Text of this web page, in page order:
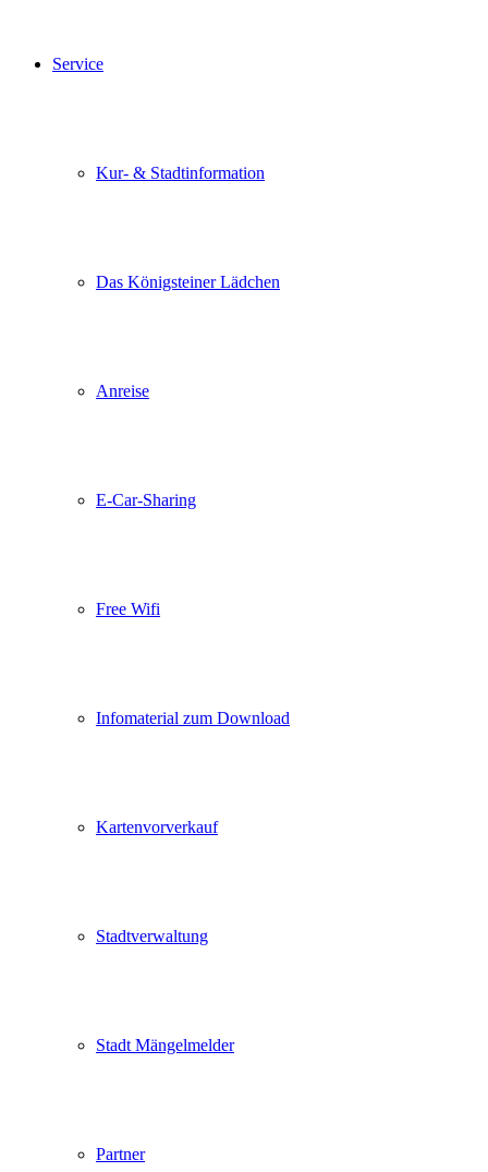
Service
Kur- & Stadtinformation
Das Königsteiner Lädchen
Anreise
E-Car-Sharing
Free Wifi
Infomaterial zum Download
Kartenvorverkauf
Stadtverwaltung
Stadt Mängelmelder
Partner